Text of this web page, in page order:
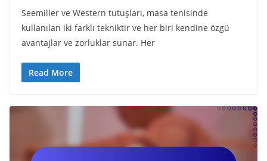
Seemiller ve Western tutuşları, masa tenisinde
kullanılan iki farklı tekniktir ve her biri kendine özgü
avantajlar ve zorluklar sunar. Her
Read More